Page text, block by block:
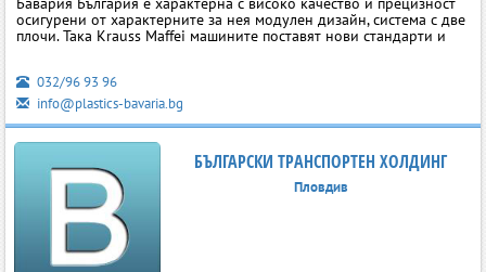
осигурени от характерните за нея модулен дизайн, система с две
плочи. Така Krauss Maffei машините поставят нови стандарти и
032/96 93 96
info@plastics-bavaria.bg
БЪЛГАРСКИ ТРАНСПОРТЕН ХОЛДИНГ
Пловдив